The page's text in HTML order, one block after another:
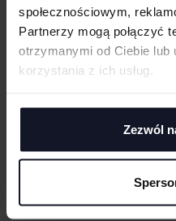
społecznościowym,
Partnerzy mogą połączyć
otrzymanymi od Ciebie lub
korzystania z ich usług.
Zezwól
MASZ PYTANIA?
Jeśli masz pytania odnośnie
nasi specjaliści
+48